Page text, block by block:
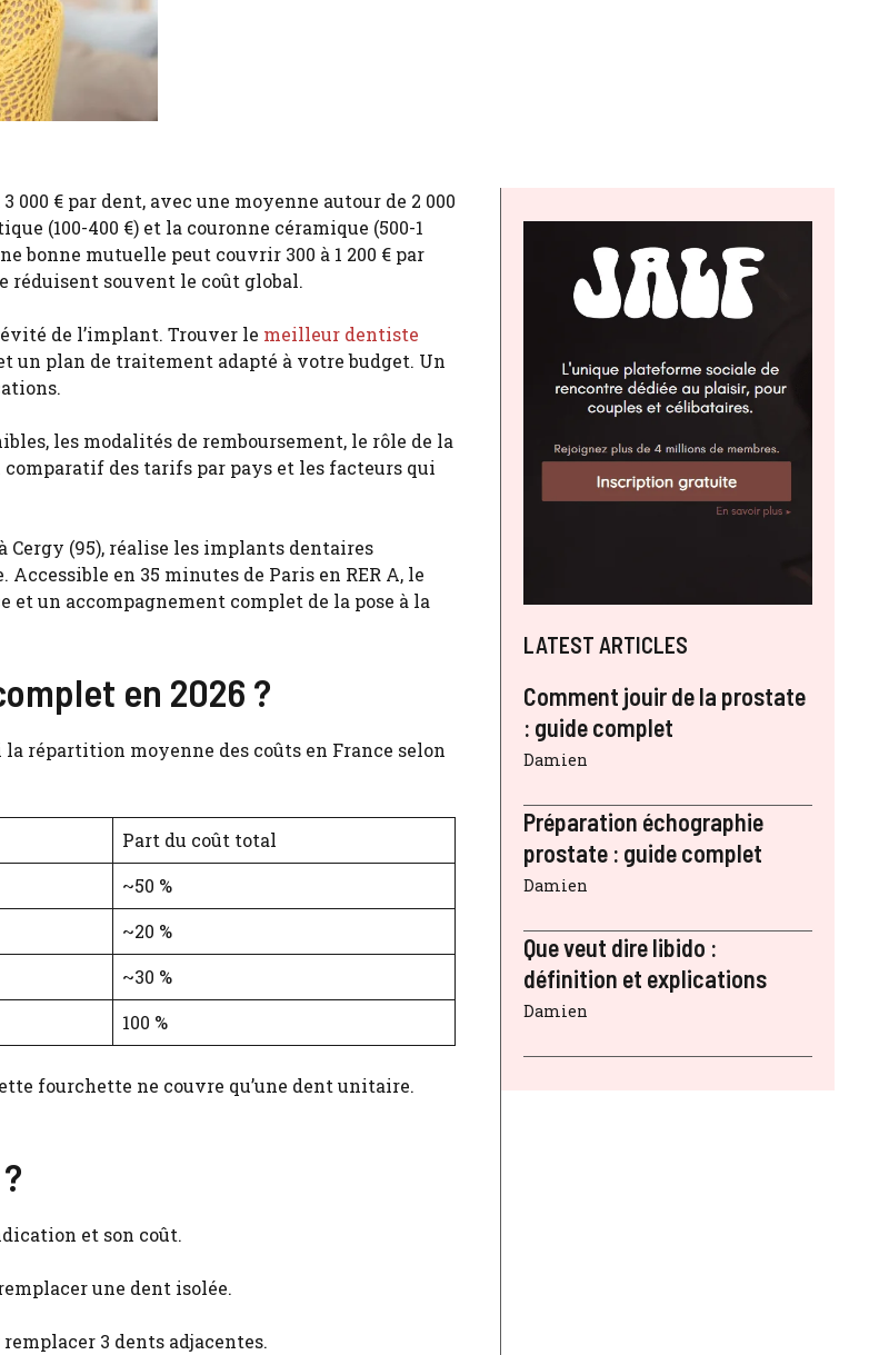
€ par dent, avec une moyenne autour de 2 000
(100-400 €) et la couronne céramique (500-1
bonne mutuelle peut couvrir 300 à 1 200 € par
réduisent souvent le coût global.
de l’implant. Trouver le meilleur dentiste
un plan de traitement adapté à votre budget. Un
les modalités de remboursement, le rôle de la
des tarifs par pays et les facteurs qui
Cergy (95), réalise les implants dentaires
en 35 minutes de Paris en RER A, le
et un accompagnement complet de la pose à la
en 2026 ?
répartition moyenne des coûts en France selon
Part du coût total
~50 %
~20 %
~30 %
100 %
fourchette ne couvre qu’une dent unitaire.
et son coût.
une dent isolée.
3 dents adjacentes.
LATEST ARTICLES
Comment jouir de la prostate
: guide complet
Damien
Préparation échographie
prostate : guide complet
Damien
Que veut dire libido :
définition et explications
Damien